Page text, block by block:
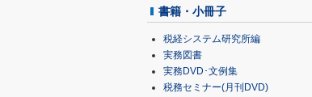
書籍・小冊子
税経システム研究所編
実務図書
実務DVD･文例集
税務セミナー(月刊DVD)